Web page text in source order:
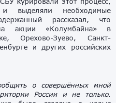
выделяли необходимые
рассказал, что
акции «Колумбайна» в
Орехово-Зуево, Санкт-
и других российских
о совершённых мной
России и не только.